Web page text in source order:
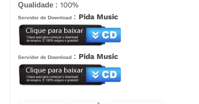
Qualidade : 100%
Servidor de Download : Pida Music
Servidor de Download : Pida Music